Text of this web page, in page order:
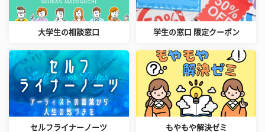
大学生の相談窓口 学生の窓口 限定クーポン
セルフライナーノーツ もやもや解決ゼミ